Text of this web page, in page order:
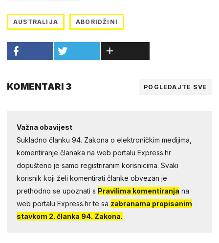
AUSTRALIJA ABORIDŽINI
KOMENTARI 3 POGLEDAJTE SVE
Važna obavijest
Sukladno članku 94. Zakona o elektroničkim medijima,
komentiranje članaka na web portalu Express.hr
dopušteno je samo registriranim korisnicima. Svaki
korisnik koji želi komentirati članke obvezan je
prethodno se upoznati s Pravilima komentiranja na
web portalu Express.hr te sa zabranama propisanim
stavkom 2. članka 94. Zakona.